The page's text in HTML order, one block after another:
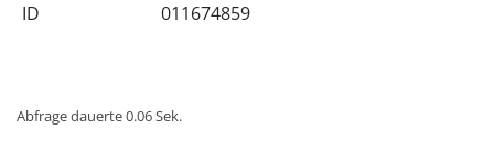
ID 011674859
Abfrage dauerte 0.06 Sek.